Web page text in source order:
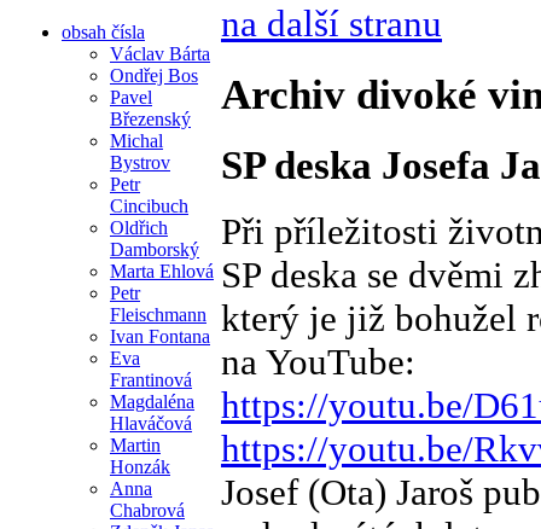
obsah čísla
Václav Bárta
Ondřej Bos
Pavel
Březenský
Michal
Bystrov
Petr
Cincibuch
Oldřich
Damborský
Marta Ehlová
Petr
Fleischmann
Ivan Fontana
Eva
Frantinová
Magdaléna
Hlaváčová
Martin
Honzák
Anna
Chabrová
na další stranu
Archiv divoké
SP deska Josefa
Při příležitosti
SP deska se dvěmi
který je již bohužel
na YouTube:
https://youtu.be/
https://youtu.be/
Josef (Ota) Jaroš